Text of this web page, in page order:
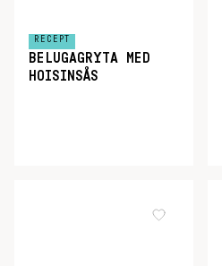
RECEPT
BELUGAGRYTA MED
HOISINSÅS